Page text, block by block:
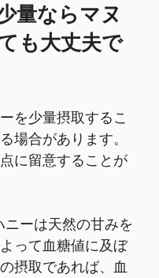
量ならマヌ
も大丈夫で
を少量摂取するこ
場合があります。
に留意することが
ニーは天然の甘みを
って血糖値に及ぼ
摂取であれば、血